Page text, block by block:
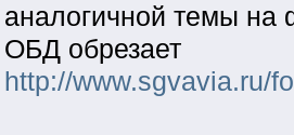
аналогичной темы
ОБД обрезает
http://www.sgvavia.ru/